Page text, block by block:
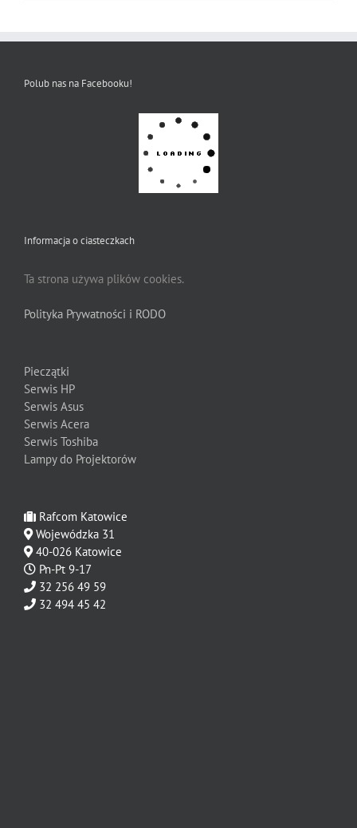
Polub nas na Facebooku!
Informacja o ciasteczkach
Ta strona używa plików cookies.
Polityka Prywatności i RODO
Pieczątki
Serwis HP
Serwis Asus
Serwis Acera
Serwis Toshiba
Lampy do Projektorów
Rafcom Katowice
Wojewódzka 31
40-026 Katowice
Pn-Pt 9-17
32 256 49 59
32 494 45 42